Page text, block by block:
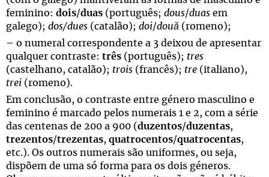
feminino: dois/duas (português; dous/duas em
galego); dos/dues (catalão); doi/două (romeno);
– o numeral correspondente a 3 deixou de apresentar
qualquer contraste: três (português); tres
(castelhano, catalão); trois (francês); tre (italiano),
trei (romeno).
Em conclusão, o contraste entre género masculino e
feminino é marcado pelos numerais 1 e 2, com a série
das centenas de 200 a 900 (duzentos/duzentas,
trezentos/trezentas, quatrocentos/quatrocentas,
etc.). Os outros numerais são uniformes, ou seja,
dispõem de uma só forma para os dois géneros.